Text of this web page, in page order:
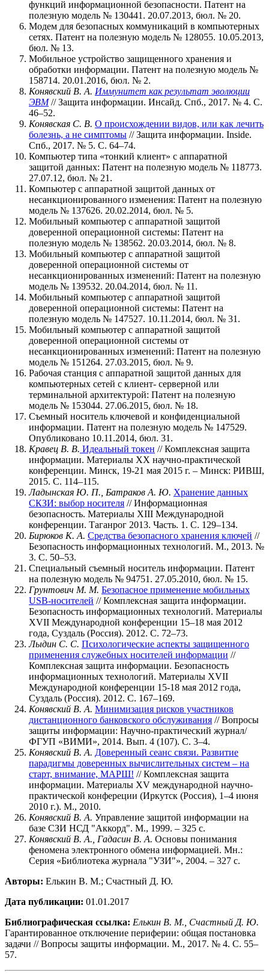
функций информационной безопасности. Патент на
полезную модель № 130441. 20.07.2013, бюл. № 20.
Модем для безопасных коммуникаций в компьютерных
сетях. Патент на полезную модель № 128055. 10.05.2013,
бюл. № 13.
Мобильное устройство защищенного хранения и
обработки информации. Патент на полезную модель №
158714. 20.01.2016, бюл. № 2.
Конявский В. А. Иммунитет как результат эволюции
ЭВМ// Защита информации. Инсайд. Спб., 2017. № 4. С.
46–52.
Конявская С. В. О происхождении видов, или как лечить
болезнь, а не симптомы // Защита информации. Inside.
Спб., 2017. № 5. С. 64–74.
Компьютер типа «тонкий клиент» с аппаратной
защитой данных: Патент на полезную модель № 118773.
27.07.12, бюл. № 21.
Компьютер с аппаратной защитой данных от
несанкционированного изменения: Патент на полезную
модель № 137626. 20.02.2014, бюл. № 5.
Мобильный компьютер с аппаратной защитой
доверенной операционной системы: Патент на
полезную модель № 138562. 20.03.2014, бюл. № 8.
Мобильный компьютер с аппаратной защитой
доверенной операционной системы от
несанкционированных изменений: Патент на полезную
модель № 139532. 20.04.2014, бюл. № 11.
Мобильный компьютер с аппаратной защитой
доверенной операционной системы: Патент на
полезную модель № 147527. 10.11.2014, бюл. № 31.
Мобильный компьютер с аппаратной защитой
доверенной операционной системы от
несанкционированных изменений: Патент на полезную
модель № 151264. 27.03.2015, бюл. № 9.
Рабочая станция с аппаратной защитой данных для
компьютерных сетей с клиент- серверной или
терминальной архитектурой: Патент на полезную
модель № 153044. 27.06.2015, бюл. № 18.
Съемный носитель ключевой и конфиденциальной
информации. Патент на полезную модель № 147529.
Опубликовано 10.11.2014, бюл. 31.
Кравец В. В. Идеальный токен // Комплексная защита
информации. Материалы XX научно-практической
конференции. Минск, 19-21 мая 2015 г. – Минск: РИВШ,
2015. С. 114–115.
Ладынская Ю. П., Батраков А. Ю. Хранение данных
СКЗИ: выбор носителя // Информационная
безопасность. Материалы XIII Международной
конференции. Таганрог 2013. Часть. 1. С. 129–134.
Бирюков К. А. Средства безопасного хранения ключей //
Безопасность информационных технологий. М., 2013. №
3. С. 50–53.
Специальный съемный носитель информации. Патент
на полезную модель № 94751. 27.05.2010, бюл. № 15.
Грунтович М. М. Безопасное применение мобильных
USB-носителей // Комплексная защита информации.
Безопасность информационных технологий. Материалы
XVII Международной конференции 15–18 мая 2012
года, Суздаль (Россия). 2012. С. 72–73.
Лыдин С. С. Психологические аспекты защищенного
применения служебных носителей информации //
Комплексная защита информации. Безопасность
информационных технологий. Материалы XVII
Международной конференции 15-18 мая 2012 года,
Суздаль (Россия). 2012. С. 167–169.
Конявский В. А. Минимизация рисков участников
дистанционного банковского обслуживания // Вопросы
защиты информации: Научно-практический журнал/
ФГУП «ВИМИ», 2014. Вып. 4 (107). С. 3–4.
Конявский В. А. Доверенный сеанс связи. Развитие
парадигмы доверенных вычислительных систем – на
старт, внимание, МАРШ! // Комплексная защита
информации. Материалы XV международной научно-
практической конфереции (Иркутск (Россия), 1–4 июня
2010 г.). М., 2010.
Конявский В. А. Управление защитой информации на
базе СЗИ НСД "Аккорд". М., 1999. – 325 c.
Конявский В. А., Гадасин В. А. Основы понимания
феномена электронного обмена информацией. Мн.:
Серия «Библиотека журнала "УЗИ"», 2004. – 327 c.
Авторы: Елькин В. М.; Счастный Д. Ю.
Дата публикации: 01.01.2017
Библиографическая ссылка: Елькин В. М., Счастный Д. Ю.
Гарантированное отключение периферии: общая постановка
задачи // Вопросы защиты информации. М., 2017. № 4. С. 55–
57.